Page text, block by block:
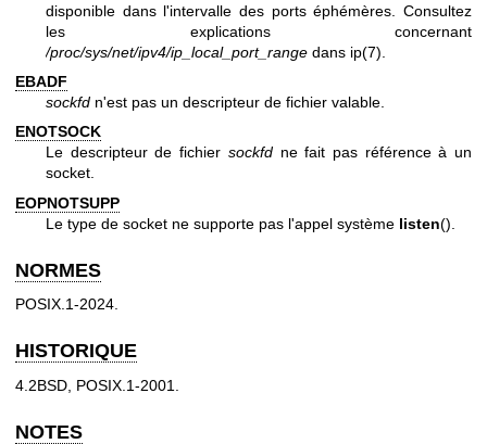
disponible dans l'intervalle des ports éphémères. Consultez
les explications concernant
/proc/sys/net/ipv4/ip_local_port_range dans ip(7)
EBADF
sockfd n'est pas un descripteur de fichier valable.
ENOTSOCK
Le descripteur de fichier sockfdne fait pas référence à un
socket.
EOPNOTSUPP
Le type de socket ne supporte pas l'appel système listen().
NORMES
POSIX.1-2024.
HISTORIQUE
4.2BSD, POSIX.1-2001.
NOTES